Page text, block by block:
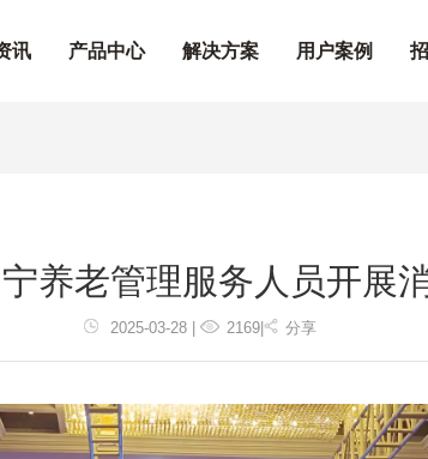
讯 产品中心 解决方案 用户案例
养老管理服务人员开展
2025-03-28 | 2169| 分享